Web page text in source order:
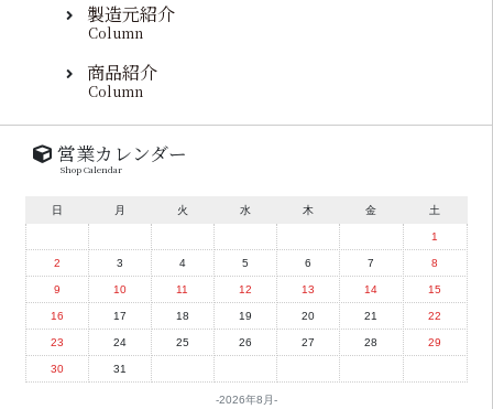
製造元紹介
Column
商品紹介
Column
営業カレンダー
Shop Calendar
2026年8月
日 月 火 水 木 金 土
1
2 3 4 5 6 7 8
9 10 11 12 13 14 15
16 17 18 19 20 21 22
23 24 25 26 27 28 29
30 31